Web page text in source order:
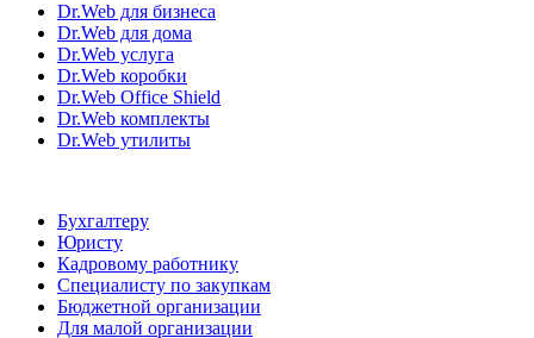
Dr.Web для бизнеса
Dr.Web для дома
Dr.Web услуга
Dr.Web коробки
Dr.Web Office Shield
Dr.Web комплекты
Dr.Web утилиты
Бухгалтеру
Юристу
Кадровому работнику
Специалисту по закупкам
Бюджетной организации
Для малой организации